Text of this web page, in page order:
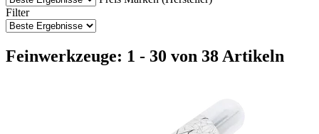
Filter
Feinwerkzeuge: 1 - 30 von 38 Artikeln